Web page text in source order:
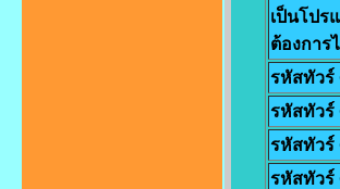
เป็นโปร
ต้องการ
รหัสทัวร์
รหัสทัวร์
รหัสทัวร์
รหัสทัวร์